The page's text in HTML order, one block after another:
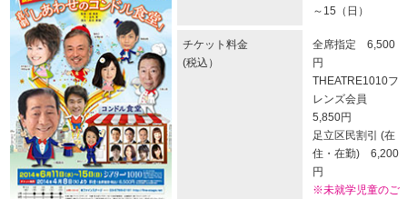
～15（日）
チケット料金
(税込）
全席指定 6,500
円
THEATRE1010フ
レンズ会員
5,850円
足立区民割引 (在
住・在勤) 6,200
円
※未就学児童のご